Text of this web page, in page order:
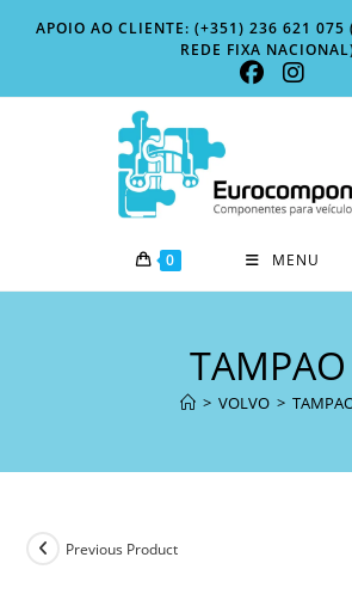
APOIO AO CLIENTE: (+351) 236 621 075
REDE FIXA
0 MENU
TAMPAO
> VOLVO >
Previous Product